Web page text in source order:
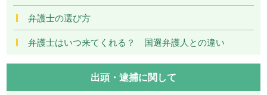
弁護士の選び方
弁護士はいつ来てくれる？ 国選弁護人との違い
出頭・逮捕に関して